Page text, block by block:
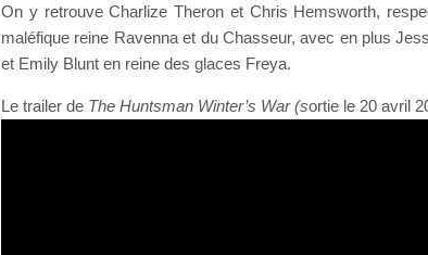
On y retrouve Charlize Theron et Chris Hemsworth,
maléfique reine Ravenna et du Chasseur, avec en plus
et Emily Blunt en reine des glaces Freya.
Le trailer de The Huntsman Winter’s War (sortie le 20 avril